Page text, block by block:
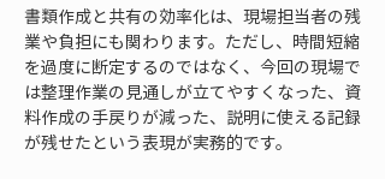
書類作成と共有の効率化は、現場担当者の残
業や負担にも関わります。ただし、時間短縮
を過度に断定するのではなく、今回の現場で
は整理作業の見通しが立てやすくなった、資
料作成の手戻りが減った、説明に使える記録
が残せたという表現が実務的です。